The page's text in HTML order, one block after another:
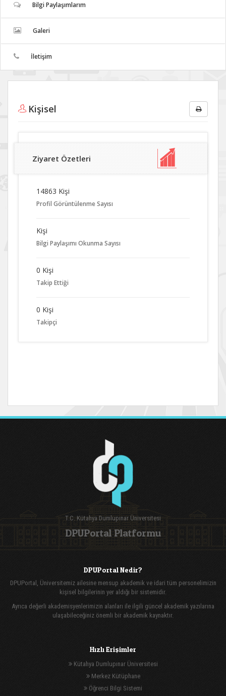
Bilgi Paylaşımlarım
Galeri
İletişim
Kişisel
Ziyaret Özetleri
14863 Kişi
Profil Görüntülenme Sayısı
Kişi
Bilgi Paylaşımı Okunma Sayısı
0 Kişi
Takip Ettiği
0 Kişi
Takipçi
T.C. Kütahya Dumlupınar Üniversitesi
DPUPortal Platformu
DPUPortal Nedir?
DPUPortal, Üniversitemiz ailesine mensup akademik ve idari tüm personelimizin
kişisel bilgilerinin yer aldığı bir sistemidir.
Ayrıca değerli akademisyenlerimizin alanları ile ilgili güncel akademik yazılarına
ulaşabileceğiniz önemli bir akademik kaynaktır.
Hızlı Erişimler
Kütahya Dumlupınar Üniversitesi
Merkez Kütüphane
Öğrenci Bilgi Sistemi